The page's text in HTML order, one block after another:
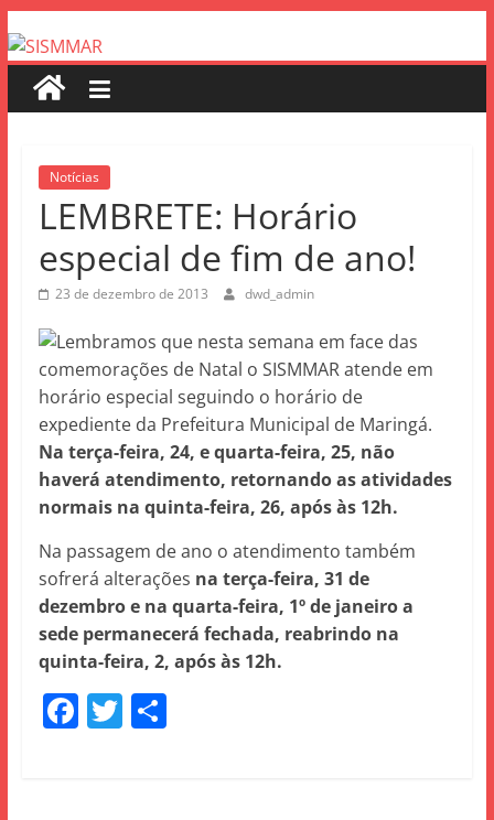
Notícias
LEMBRETE: Horário
especial de fim de ano!
23 de dezembro de 2013 dwd_admin
Lembramos que nesta semana em face das
comemorações de Natal o SISMMAR atende em
horário especial seguindo o horário de
expediente da Prefeitura Municipal de Maringá.
Na terça-feira, 24, e quarta-feira, 25, não
haverá atendimento, retornando as atividades
normais na quinta-feira, 26, após às 12h.
Na passagem de ano o atendimento também
sofrerá alterações na terça-feira, 31 de
dezembro e na quarta-feira, 1º de janeiro a
sede permanecerá fechada, reabrindo na
quinta-feira, 2, após às 12h.
F T S